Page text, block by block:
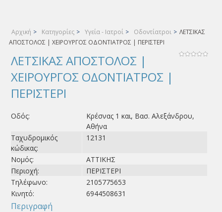
Αρχική > Κατηγορίες > Υγεία - Ιατροί > Οδοντίατροι > ΛΕΤΣΙΚΑΣ
ΑΠΟΣΤΟΛΟΣ | ΧΕΙΡΟΥΡΓΟΣ ΟΔΟΝΤΙΑΤΡΟΣ | ΠΕΡΙΣΤΕΡΙ
ΛΕΤΣΙΚΑΣ ΑΠΟΣΤΟΛΟΣ |
ΧΕΙΡΟΥΡΓΟΣ ΟΔΟΝΤΙΑΤΡΟΣ |
ΠΕΡΙΣΤΕΡΙ
Οδός:
Κρέσνας 1 και, Βασ. Αλεξάνδρου,
Αθήνα
Ταχυδρομικός
κώδικας:
12131
Νομός:
ΑΤΤΙΚΗΣ
Περιοχή:
ΠΕΡΙΣΤΕΡΙ
Τηλέφωνο:
2105775653
Κινητό:
6944508631
Περιγραφή